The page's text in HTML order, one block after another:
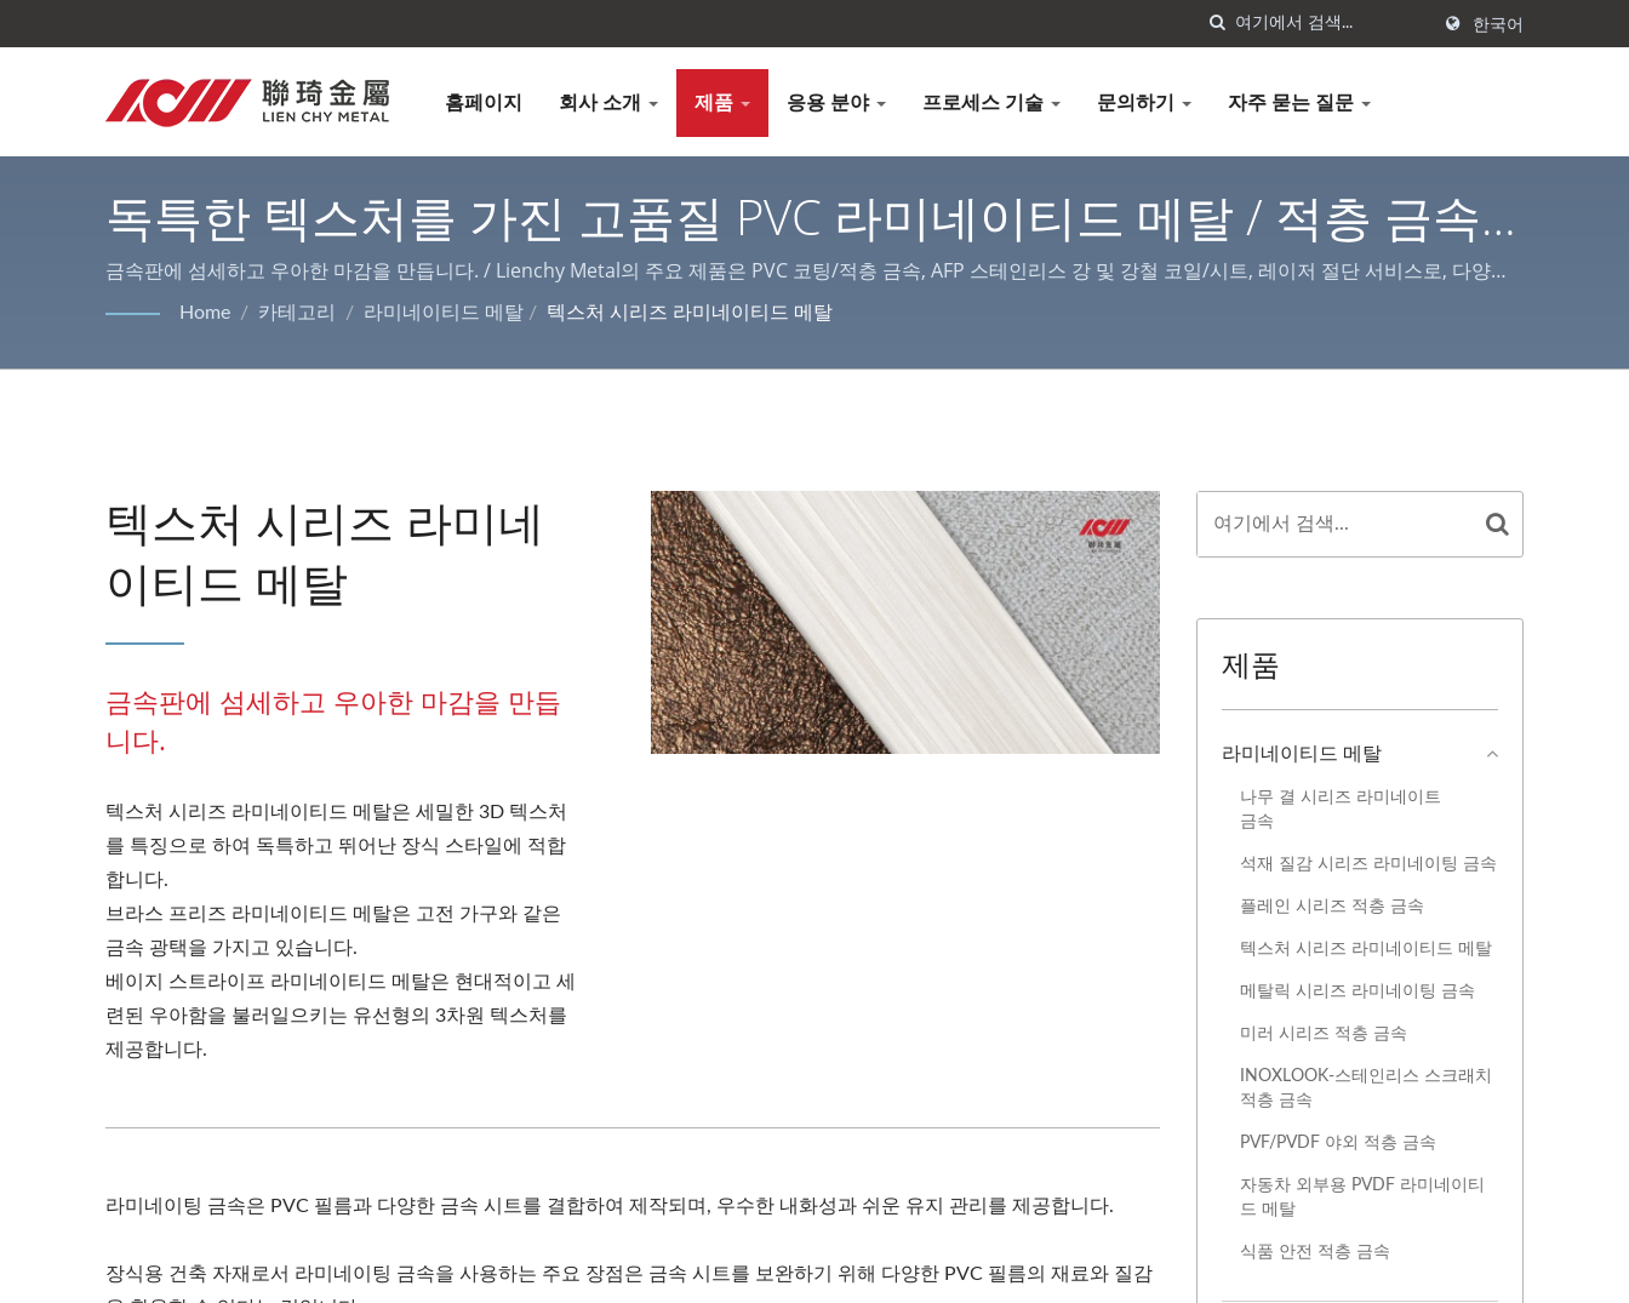
한국어
홈페이지 회사 소개 제품 응용 분야 프로세스 기술 문의하기 자주 묻는 질문
독특한 텍스처를 가진 고품질 PVC 라미네이티드 메탈 / 적층 금속
제품 | 금속 표면 가공 | Lienchy Metal
금속판에 섬세하고 우아한 마감을 만듭니다. / Lienchy Metal의 주요 제품은 PVC 코팅/적층 금속, AFP 스테인리스 강 및 강철 코일/시트, 레이저 절단 서비스로, 다양한
실내 및 실외 장식 및 가전 제품 케이스에 적합합니다.
Home / 카테고리 / 라미네이티드 메탈 / 텍스처 시리즈 라미네이티드 메탈
텍스처 시리즈 라미네
이티드 메탈
금속판에 섬세하고 우아한 마감을 만듭
니다.
텍스처 시리즈 라미네이티드 메탈은 세밀한 3D 텍스처
를 특징으로 하여 독특하고 뛰어난 장식 스타일에 적합
합니다.
브라스 프리즈 라미네이티드 메탈은 고전 가구와 같은
금속 광택을 가지고 있습니다.
베이지 스트라이프 라미네이티드 메탈은 현대적이고 세
련된 우아함을 불러일으키는 유선형의 3차원 텍스처를
제공합니다.
라미네이팅 금속은 PVC 필름과 다양한 금속 시트를 결합하여 제작되며, 우수한 내화성과 쉬운 유지 관리를 제공합니다.
장식용 건축 자재로서 라미네이팅 금속을 사용하는 주요 장점은 금속 시트를 보완하기 위해 다양한 PVC 필름의 재료와 질감
제품
라미네이티드 메탈
나무 결 시리즈 라미네이트
금속
석재 질감 시리즈 라미네이팅 금속
플레인 시리즈 적층 금속
텍스처 시리즈 라미네이티드 메탈
메탈릭 시리즈 라미네이팅 금속
미러 시리즈 적층 금속
INOXLOOK-스테인리스 스크래치
적층 금속
PVF/PVDF 야외 적층 금속
자동차 외부용 PVDF 라미네이티
드 메탈
식품 안전 적층 금속